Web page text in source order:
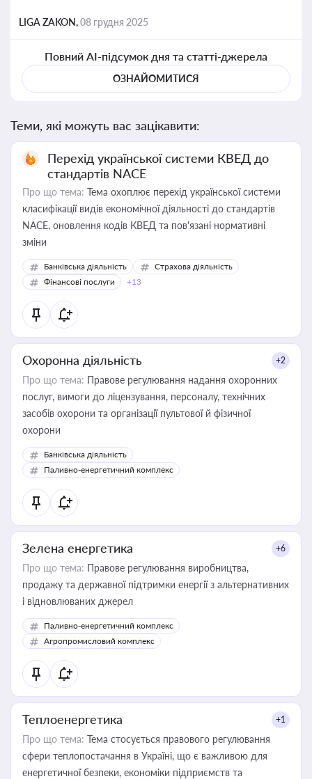
LIGA ZAKON,08 грудня 2025
Повний AI-підсумок дня та статті-джерела
ОЗНАЙОМИТИСЯ
Теми, які можуть вас зацікавити:
Перехід української системи КВЕД до
стандартів NACE
Про що тема: Тема охоплює перехід української системи
класифікації видів економічної діяльності до стандартів
NACE, оновлення кодів КВЕД та пов'язані нормативні
зміни
Банківська діяльність
Страхова діяльність
Фінансові послуги
+13
Охоронна діяльність +2
Про що тема: Правове регулювання надання охоронних
послуг, вимоги до ліцензування, персоналу, технічних
засобів охорони та організації пультової й фізичної
охорони
Банківська діяльність
Паливно-енергетичний комплекс
Зелена енергетика +6
Про що тема: Правове регулювання виробництва,
продажу та державної підтримки енергії з альтернативних
і відновлюваних джерел
Паливно-енергетичний комплекс
Агропромисловий комплекс
Теплоенергетика +1
Про що тема: Тема стосується правового регулювання
сфери теплопостачання в Україні, що є важливою для
енергетичної безпеки, економіки підприємств та